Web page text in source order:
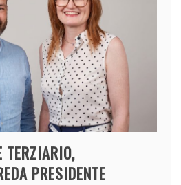
TERZIARIO,
PRESIDENTE